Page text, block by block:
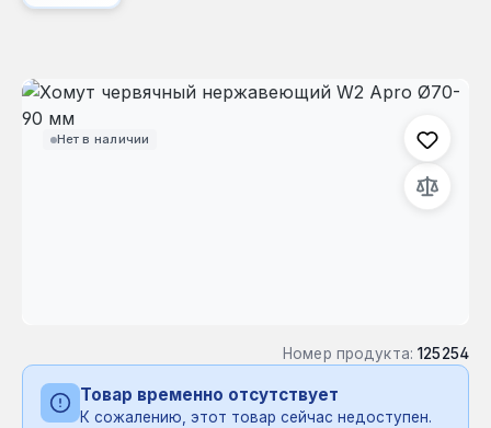
Нет в наличии
Пропустить галерею изображений
Номер продукта: 125254
Товар временно отсутствует
К сожалению, этот товар сейчас недоступен.